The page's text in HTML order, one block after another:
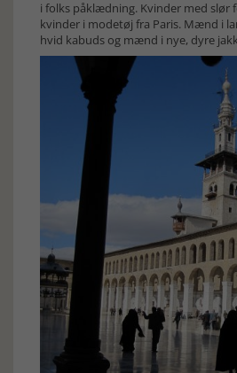
i folks påklædning. Kvinder med slør
kvinder i modetøj fra Paris. Mænd i
hvid kabuds og mænd i nye, dyre